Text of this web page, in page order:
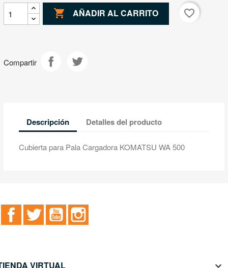
 AÑADIR AL CARRITO favorite_border
Compartir
Descripción Detalles del producto
Cubierta para Pala Cargadora KOMATSU WA 500
FacebookTwitter YouTube
VIRTUAL